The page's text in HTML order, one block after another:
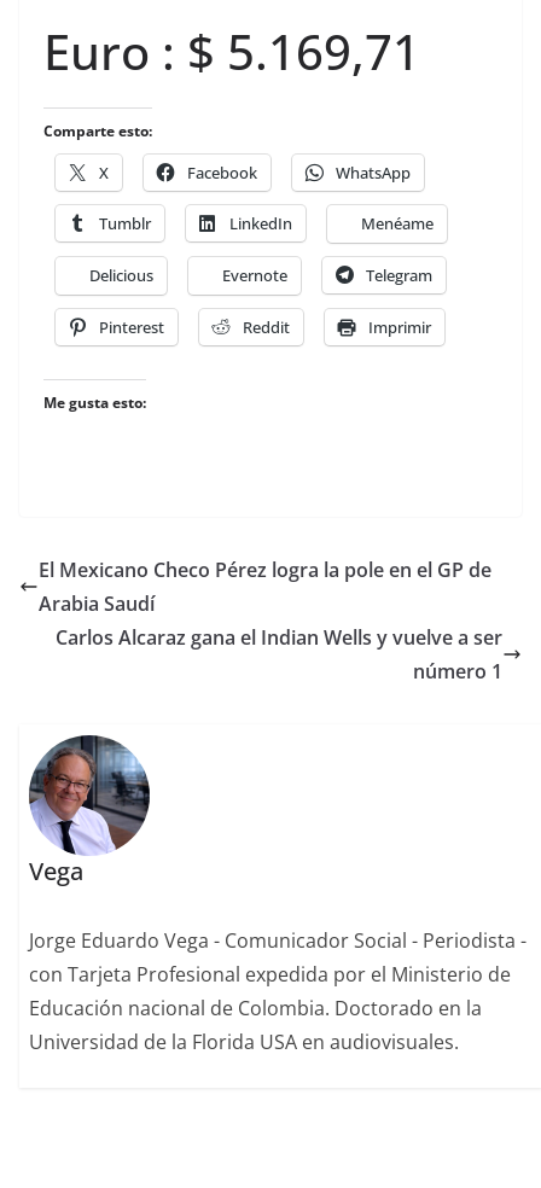
Euro : $ 5.169,71
Comparte esto:
X Facebook WhatsApp
Tumblr LinkedIn Menéame
Delicious Evernote Telegram
Pinterest Reddit Imprimir
Me gusta esto:
El Mexicano Checo Pérez logra la pole en el GP de
Arabia Saudí
Carlos Alcaraz gana el Indian Wells y vuelve a ser
número 1
Vega
Jorge Eduardo Vega - Comunicador Social - Periodista -
con Tarjeta Profesional expedida por el Ministerio de
Educación nacional de Colombia. Doctorado en la
Universidad de la Florida USA en audiovisuales.